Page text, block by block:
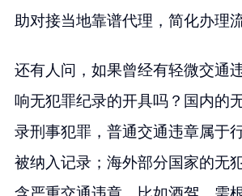
助对接当地靠谱代理，简化办理流
还有人问，如果曾经有轻微交通
响无犯罪纪录的开具吗？国内的
录刑事犯罪，普通交通违章属于
被纳入记录；海外部分国家的无